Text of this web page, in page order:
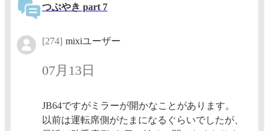
つぶやき part 7
[274] mixiユーザー
07月13日
JB64ですがミラーが開かなことがあります。
以前は運転席側がたまになるぐらいでしたが、